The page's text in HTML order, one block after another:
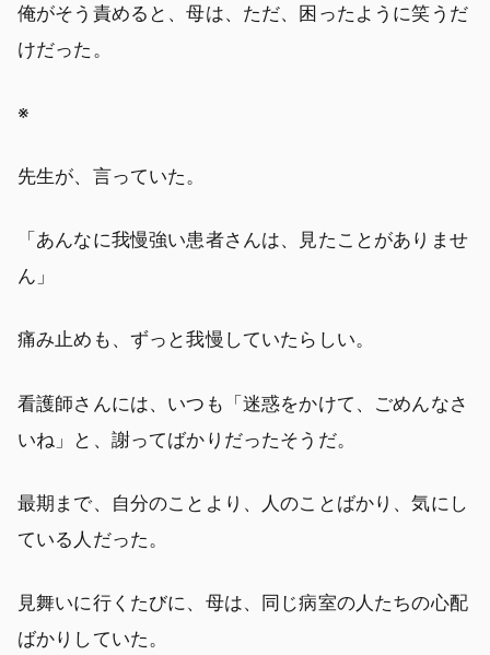
俺がそう責めると、母は、ただ、困ったように笑うだ
けだった。
※
先生が、言っていた。
「あんなに我慢強い患者さんは、見たことがありませ
ん」
痛み止めも、ずっと我慢していたらしい。
看護師さんには、いつも「迷惑をかけて、ごめんなさ
いね」と、謝ってばかりだったそうだ。
最期まで、自分のことより、人のことばかり、気にし
ている人だった。
見舞いに行くたびに、母は、同じ病室の人たちの心配
ばかりしていた。